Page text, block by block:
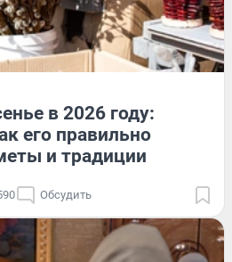
в 2026 году:
его правильно
и традиции
Обсудить